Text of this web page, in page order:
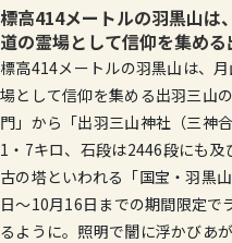
標高414メートルの羽黒山は
道の霊場として信仰を集める
標高414メートルの羽黒山は、
場として信仰を集める出羽三山
門」から「出羽三山神社（三神
1・7キロ、石段は2446段にも
古の塔といわれる「国宝・羽黒
日〜10月16日までの期間限定で
るように。照明で闇に浮かびあ